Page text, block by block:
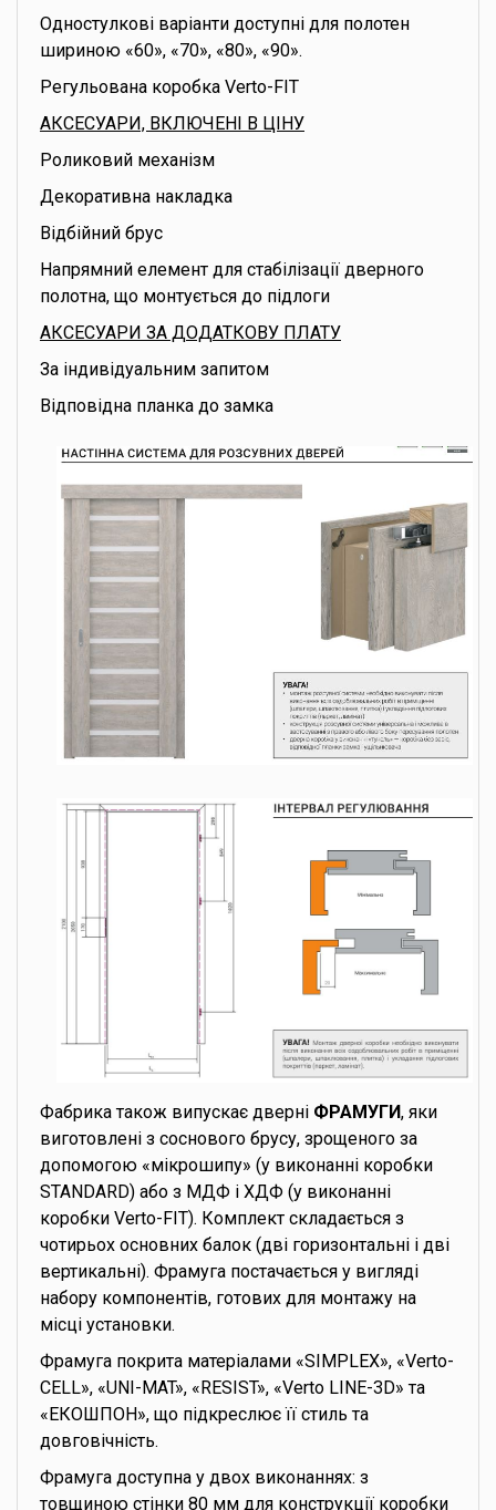
Одностулкові варіанти доступні для полотен
шириною «60», «70», «80», «90».
Регульована коробка Verto-FIT
АКСЕСУАРИ, ВКЛЮЧЕНІ В ЦІНУ
Роликовий механізм
Декоративна накладка
Відбійний брус
Напрямний елемент для стабілізації дверного
полотна, що монтується до підлоги
АКСЕСУАРИ ЗА ДОДАТКОВУ ПЛАТУ
За індивідуальним запитом
Відповідна планка до замка
Фабрика також випускає дверні ФРАМУГИ, яки
виготовлені з соснового брусу, зрощеного за
допомогою «мікрошипу» (у виконанні коробки
STANDARD) або з МДФ і ХДФ (у виконанні
коробки Verto-FIT). Комплект складається з
чотирьох основних балок (дві горизонтальні і дві
вертикальні). Фрамуга постачається у вигляді
набору компонентів, готових для монтажу на
місці установки.
Фрамуга покрита матеріалами «SIMPLEX», «Verto-
CELL», «UNI-MAT», «RESIST», «Verto LINE-3D» та
«ЕКОШПОН», що підкреслює її стиль та
довговічність.
Фрамуга доступна у двох виконаннях: з
товщиною стінки 80 мм для конструкції коробки